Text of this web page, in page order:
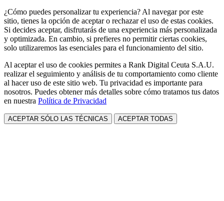
¿Cómo puedes personalizar tu experiencia? Al navegar por este
sitio, tienes la opción de aceptar o rechazar el uso de estas cookies.
Si decides aceptar, disfrutarás de una experiencia más personalizada
y optimizada. En cambio, si prefieres no permitir ciertas cookies,
solo utilizaremos las esenciales para el funcionamiento del sitio.
Al aceptar el uso de cookies permites a Rank Digital Ceuta S.A.U.
realizar el seguimiento y análisis de tu comportamiento como cliente
al hacer uso de este sitio web. Tu privacidad es importante para
nosotros. Puedes obtener más detalles sobre cómo tratamos tus datos
en nuestra Política de Privacidad
ACEPTAR SÓLO LAS TÉCNICAS ACEPTAR TODAS